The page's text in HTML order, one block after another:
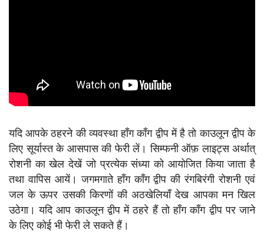
यदि आपके ठहरने की व्यवस्था हाँग काँग द्वीप में है तो काउलून द्वीप के
लिए सूर्यास्त के आसपास की फेरी लें। सिम्फनी ऑफ़ लाइट्स अर्थात्
रोशनी का खेल देखें जो प्रत्येक संध्या को आयोजित किया जाता है
तथा वापिस आयें। जगमगाते हाँग काँग द्वीप की रंगबिरंगी रोशनी एवं
जल के ऊपर उसकी किरणों की अठखेलियाँ देख आपका मन खिल
उठेगा। यदि आप काउलून द्वीप में ठहरे हैं तो हाँग काँग द्वीप पर जाने
के लिए कोई भी फेरी ले सकते हैं।